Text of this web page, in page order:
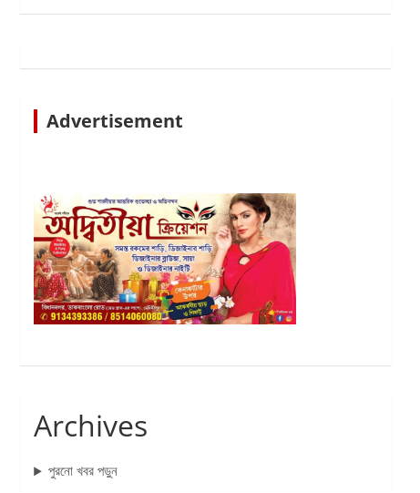
Advertisement
Archives
পুরনো খবর পড়ুন